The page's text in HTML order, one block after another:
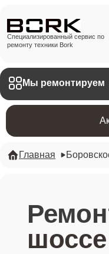
Специализированный сервис по
ремонту техники Bork
Мы ремонтируем
Главная